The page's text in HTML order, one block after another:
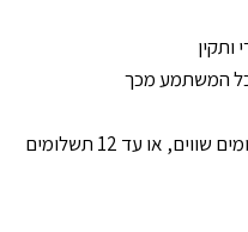
כל המשתמע מכך
ניתן לשלם בכרטיס אשראי ב-6 תשלומים שווים, או עד 12 תשלומים